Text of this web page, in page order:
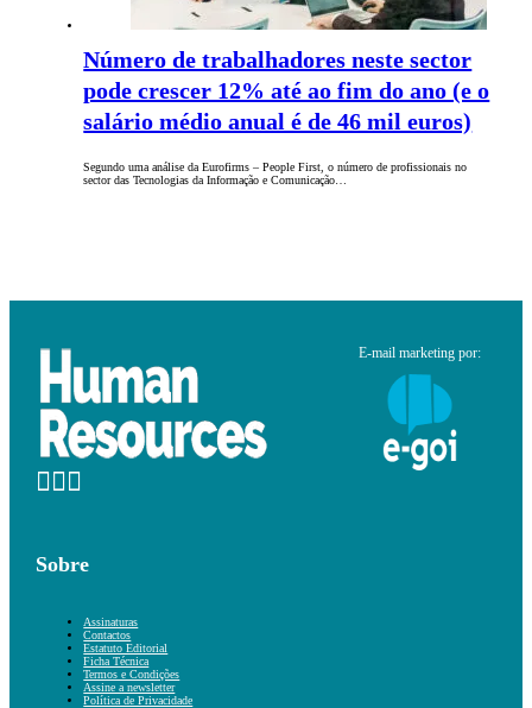
Número de trabalhadores neste sector
pode crescer 12% até ao fim do ano (e o
salário médio anual é de 46 mil euros)
Segundo uma análise da Eurofirms – People First, o número de profissionais no
sector das Tecnologias da Informação e Comunicação…
E-mail marketing por:
Sobre
Assinaturas
Contactos
Estatuto Editorial
Ficha Técnica
Termos e Condições
Assine a newsletter
Política de Privacidade